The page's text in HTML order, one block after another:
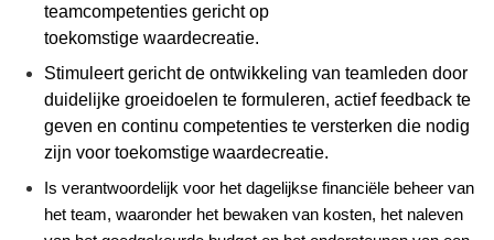
teamcompetenties gericht op
toekomstige waardecreatie.
Stimuleert gericht de ontwikkeling van teamleden door
duidelijke groeidoelen te formuleren, actief feedback te
geven en continu competenties te versterken die nodig
zijn voor toekomstigewaardecreatie.
Is verantwoordelijk voor het dagelijkse financiële beheer van
het team, waaronder het bewaken van kosten, het naleven